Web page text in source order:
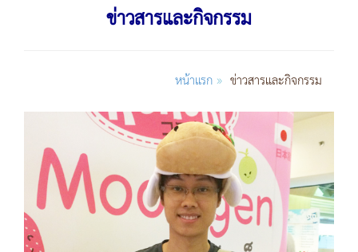
ข่าวสารและกิจกรรม
หน้าแรก » ข่าวสารและกิจกรรม